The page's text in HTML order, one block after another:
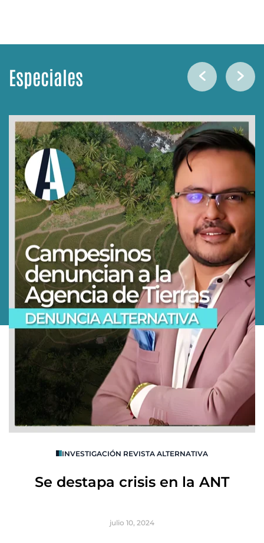
Especiales
INVESTIGACIÓN REVISTA ALTERNATIVA
Se destapa crisis en la ANT
julio 10, 2024